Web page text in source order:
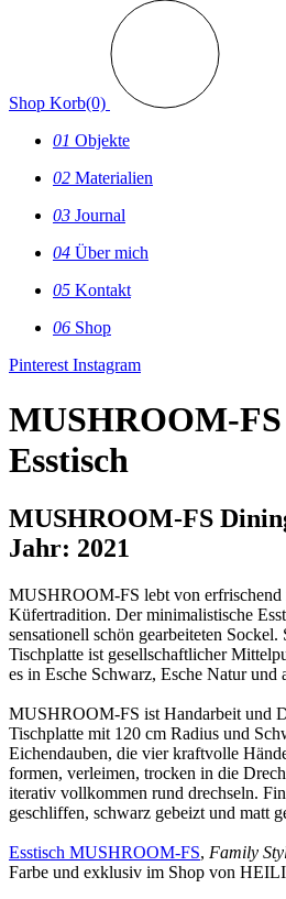
Shop Korb(0)
01 Objekte
02 Materialien
03 Journal
04 Über mich
05 Kontakt
06 Shop
PinterestInstagram
MUSHROOM-FS
Esstisch
MUSHROOM-FS
Jahr: 2021
MUSHROOM-FS lebt von erfrischend
Küfertradition. Der minimalistische
sensationell schön gearbeiteten Sockel.
Tischplatte ist gesellschaftlicher
es in Esche Schwarz, Esche Natur und
MUSHROOM-FS ist Handarbeit und
Tischplatte mit 120 cm Radius und
Eichendauben, die vier kraftvolle
formen, verleimen, trocken in die
iterativ vollkommen rund drechseln.
geschliffen, schwarz gebeizt und matt
Esstisch MUSHROOM-FS, Family
Farbe und exklusiv im Shop von